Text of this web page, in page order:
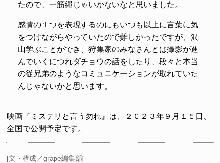
たので、一筋縄じゃいかないなと思いました。
感情の１つを表現するのにもいつも以上に言葉に気
をつけながらやっていたので難しかったですが、沢
山学ぶことができ、狩集家のみなさんとは撮影が進
んでいくにつれダチョウの話をしたり、段々と本当
の従兄弟のようなコミュニケーションが取れていた
んじゃないかと思います。
映画『ミステリと言う勿れ』は、２０２３年９月１５日、
全国で公開予定です。
[文・構成／grape編集部]